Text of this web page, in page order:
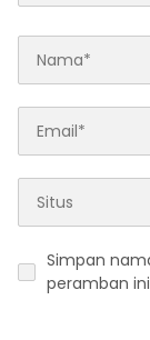
Simpan
peramban